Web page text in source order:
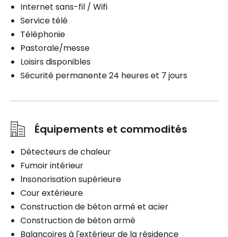
Internet sans-fil / Wifi
Service télé
Téléphonie
Pastorale/messe
Loisirs disponibles
Sécurité permanente 24 heures et 7 jours
Équipements et commodités
Détecteurs de chaleur
Fumoir intérieur
lnsonorisation supérieure
Cour extérieure
Construction de béton armé et acier
Construction de béton armé
Balançoires à l'extérieur de la résidence